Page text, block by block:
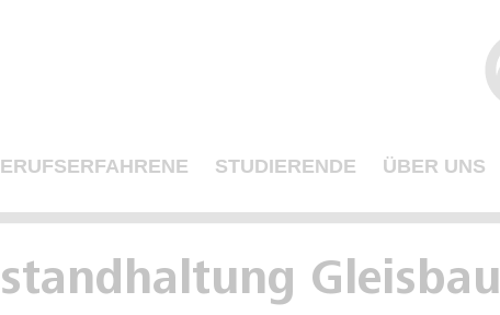
STUDIERENDE ÜBER UNS
Gleisbau